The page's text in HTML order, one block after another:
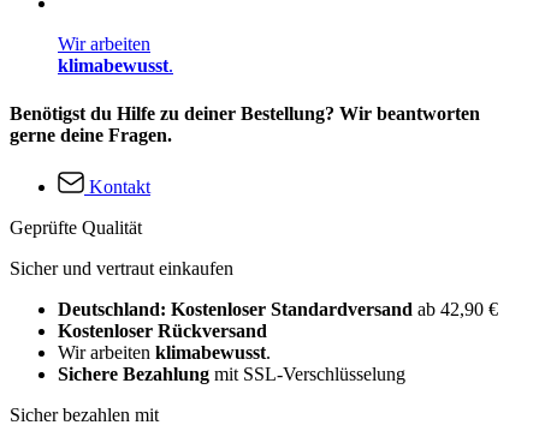
Wir arbeiten
klimabewusst.
Benötigst du Hilfe zu deiner Bestellung? Wir beantworten
gerne deine Fragen.
Kontakt
Geprüfte Qualität
Sicher und vertraut einkaufen
Deutschland: Kostenloser Standardversand ab 42,90 €
Kostenloser Rückversand
Wir arbeiten klimabewusst.
Sichere Bezahlung mit SSL-Verschlüsselung
Sicher bezahlen mit